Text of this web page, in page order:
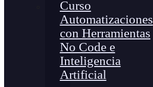
Curso
Automatizaciones
con Herramientas
No Code e
Inteligencia
Artificial